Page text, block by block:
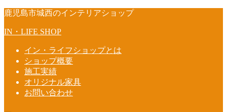
鹿児島市城西のインテリアショップ
IN・LIFE SHOP
イン・ライフショップとは
ショップ概要
施工実績
オリジナル家具
お問い合わせ